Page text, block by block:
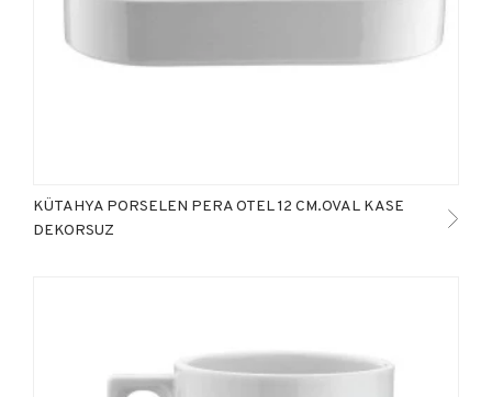
KÜTAHYA PORSELEN PERA OTEL 12 CM.OVAL KASE
DEKORSUZ